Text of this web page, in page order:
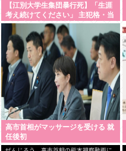
【江別大学生集団暴行死】「生涯
考え続けてください」 主犯格・当
時18歳の川口侑斗被告に無期懲役
の判決「理不尽以外の何ものでも
ない」
高市首相がマッサージを受ける 就
任後初